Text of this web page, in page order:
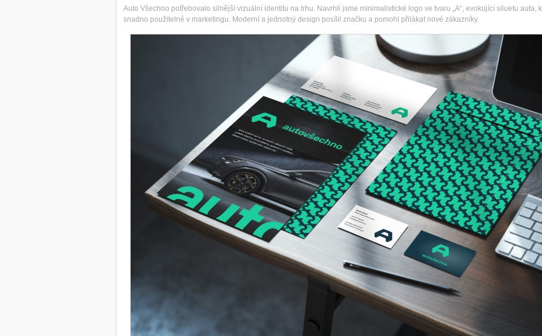
Auto Všechno potřebovalo silnější vizuální identitu na trhu. Navrhli jsme minimalistické logo ve tvaru „A“, evokující siluetu auta,
snadno použitelné v marketingu. Moderní a jednotný design posílil značku a pomohl přilákat nové zákazníky.